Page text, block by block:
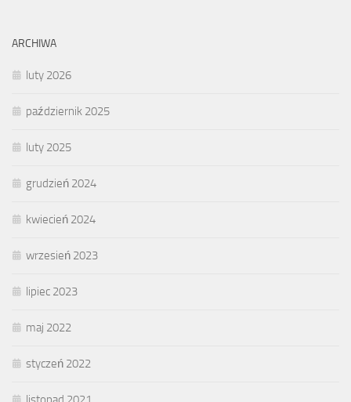
ARCHIWA
luty 2026
październik 2025
luty 2025
grudzień 2024
kwiecień 2024
wrzesień 2023
lipiec 2023
maj 2022
styczeń 2022